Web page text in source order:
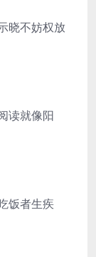
晓不妨权放
读就像阳
饭者生疾